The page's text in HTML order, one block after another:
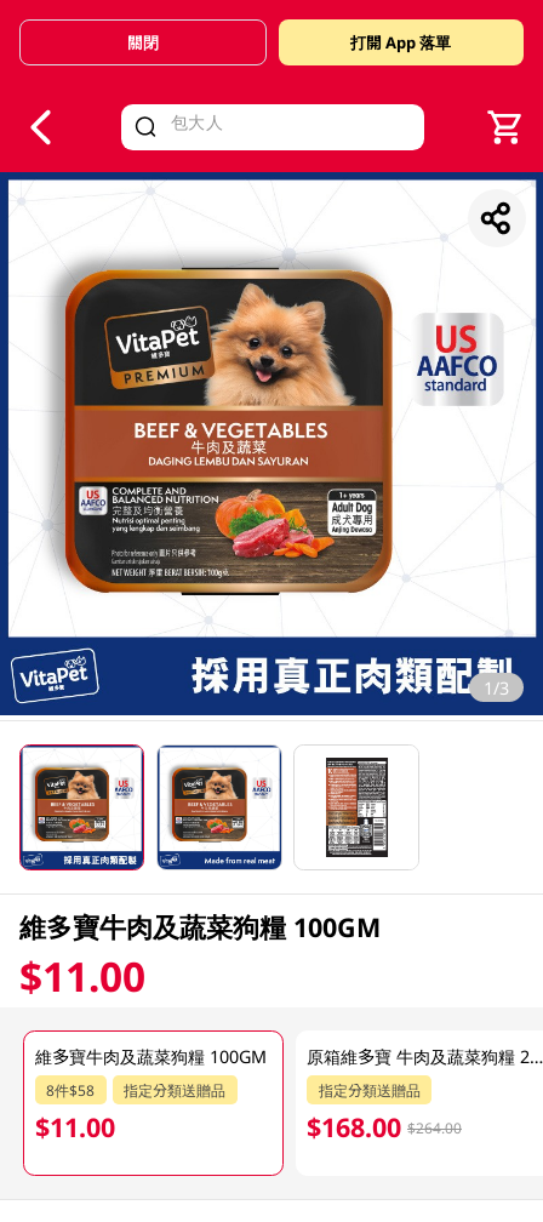
Valid Until 30 June 2026
關閉 打開 App 落單
1/3
維多寶牛肉及蔬菜狗糧 100GM
$11.00
維多寶牛肉及蔬菜狗糧 100GM
8件$58 指定分類送贈品
$11.00
原箱維多寶 牛肉及蔬菜狗糧 24 X 100GM
指定分類送贈品
$168.00 $264.00